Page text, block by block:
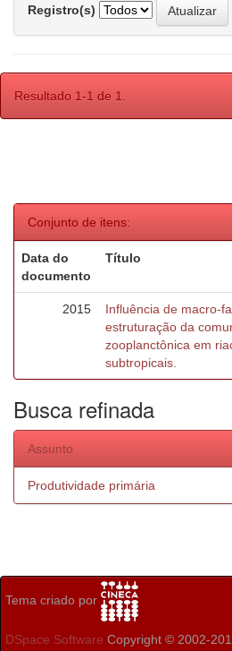
Registro(s)
Resultado 1-1 de 1.
Conjunto de itens:
Data do
documento
Título
2015
Influência de macro-
estruturação da
zooplanctônica em
subtropicais.
Busca refinada
Assunto
Produtividade primária
Tema criado por
DSpace Software Copyright © 2002-